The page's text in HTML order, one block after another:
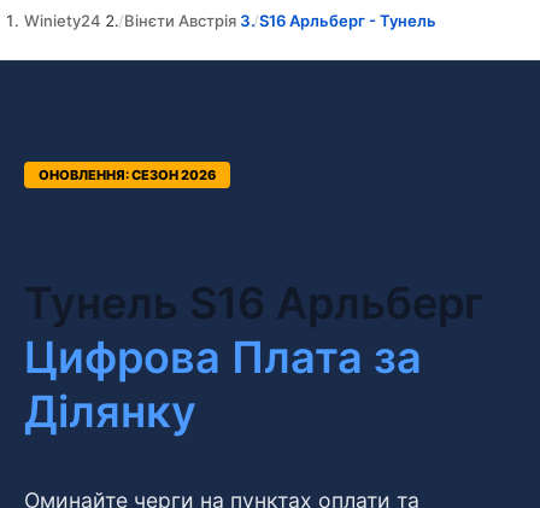
Winiety24 Вінєти Австрія S16 Арльберг - Тунель
ОНОВЛЕННЯ: СЕЗОН 2026
Тунель S16 Арльберг
Цифрова Плата за
Ділянку
Оминайте черги на пунктах оплати та